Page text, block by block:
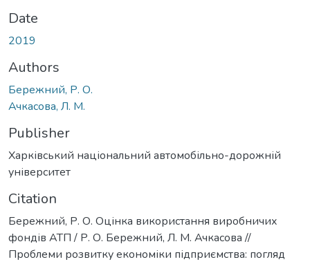
Date
2019
Authors
Бережний, Р. О.
Ачкасова, Л. М.
Publisher
Харківський національний автомобільно-дорожній
університет
Citation
Бережний, Р. О. Оцінка використання виробничих
фондів АТП / Р. О. Бережний, Л. М. Ачкасова //
Проблеми розвитку економіки підприємства: погляд